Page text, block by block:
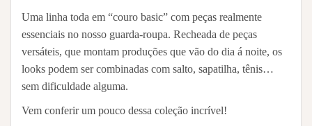
Uma linha toda em “couro basic” com peças realmente
essenciais no nosso guarda-roupa. Recheada de peças
versáteis, que montam produções que vão do dia á noite, os
looks podem ser combinadas com salto, sapatilha, tênis…
sem dificuldade alguma.
Vem conferir um pouco dessa coleção incrível!